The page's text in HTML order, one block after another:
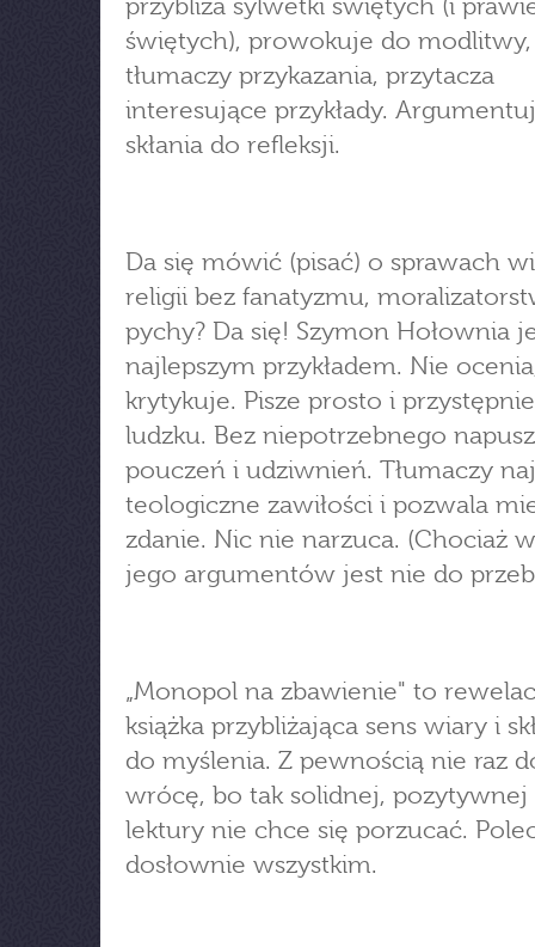
przybliża sylwetki świętych (i
świętych), prowokuje do modlitwy,
tłumaczy przykazania, przytacza
interesujące przykłady.
skłania do refleksji.
Da się mówić (pisać) o sprawach
religii bez fanatyzmu,
pychy? Da się! Szymon Hołownia
najlepszym przykładem. Nie
krytykuje. Pisze prosto i
ludzku. Bez niepotrzebnego
pouczeń i udziwnień. Tłumaczy
teologiczne zawiłości i pozwala
zdanie. Nic nie narzuca. (Chociaż
jego argumentów jest nie do
„Monopol na zbawienie" to
książka przybliżająca sens wiary i
do myślenia. Z pewnością nie raz
wrócę, bo tak solidnej,
lektury nie chce się porzucać.
dosłownie wszystkim.